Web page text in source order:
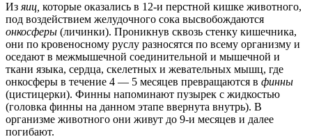
Из яиц, которые оказались в 12-и перстной кишке животного,
под воздействием желудочного сока высвобождаются
онкосферы (личинки). Проникнув сквозь стенку кишечника,
они по кровеносному руслу разносятся по всему организму и
оседают в межмышечной соединительной и мышечной и
ткани языка, сердца, скелетных и жевательных мышц, где
онкосферы в течение 4 — 5 месяцев превращаются в финны
(цистицерки). Финны напоминают пузырек с жидкостью
(головка финны на данном этапе ввернута внутрь). В
организме животного они живут до 9-и месяцев и далее
погибают.